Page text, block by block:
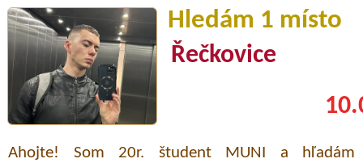
Hledám 1 místo
Řečkovice
Ahojte! Som 20r. študent MUNI a hľadám